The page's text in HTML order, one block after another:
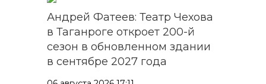
Андрей Фатеев: Театр Чехова
в Таганроге откроет 200-й
сезон в обновленном здании
в сентябре 2027 года